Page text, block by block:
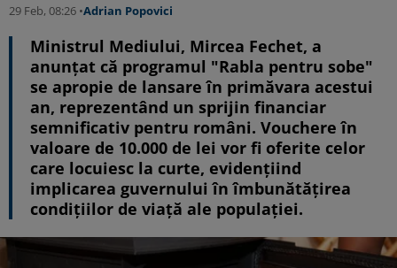
29 Feb, 08:26 •Adrian Popovici
Ministrul Mediului, Mircea Fechet, a
anunțat că programul "Rabla pentru sobe"
se apropie de lansare în primăvara acestui
an, reprezentând un sprijin financiar
semnificativ pentru români. Vouchere în
valoare de 10.000 de lei vor fi oferite celor
care locuiesc la curte, evidențiind
implicarea guvernului în îmbunătățirea
condițiilor de viață ale populației.